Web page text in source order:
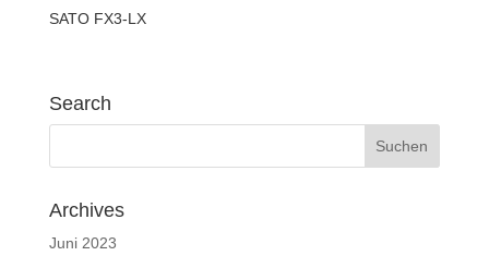
SATO FX3-LX
Search
Archives
Juni 2023